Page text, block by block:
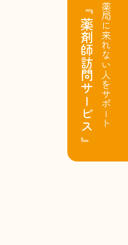
薬局に来れない人をサポート
『 薬剤師訪問サービス 』